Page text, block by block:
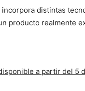
incorpora distintas
producto realmente
a partir del 5